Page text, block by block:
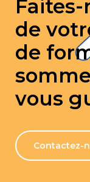
de
de
vous
Contactez-